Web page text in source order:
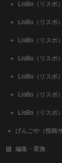
LisBo（リスボ
LisBo（リスボ
LisBo（リスボ
LisBo（リスボ
LisBo（リスボ
LisBo（リスボ
LisBo（リスボ
げんごや（投稿
編集・変換